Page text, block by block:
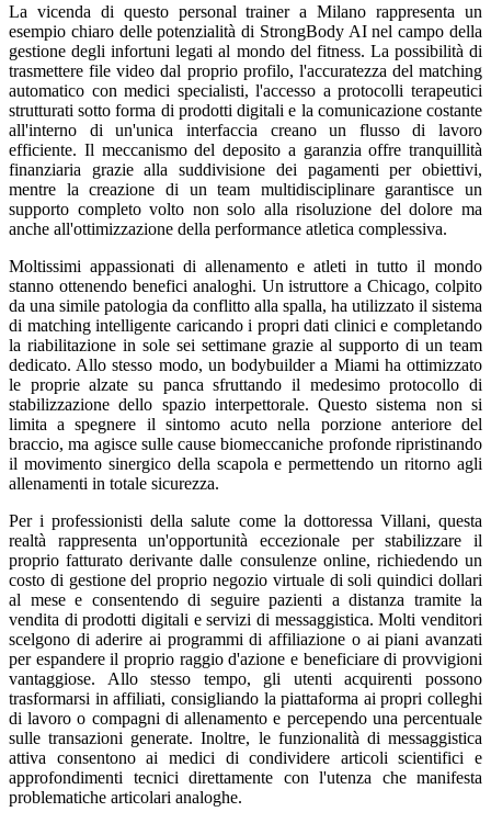
La vicenda di questo personal trainer a Milano rappresenta un
esempio chiaro delle potenzialità di StrongBody AI nel campo della
gestione degli infortuni legati al mondo del fitness. La possibilità di
trasmettere file video dal proprio profilo, l'accuratezza del matching
automatico con medici specialisti, l'accesso a protocolli terapeutici
strutturati sotto forma di prodotti digitali e la comunicazione costante
all'interno di un'unica interfaccia creano un flusso di lavoro
efficiente. Il meccanismo del deposito a garanzia offre tranquillità
finanziaria grazie alla suddivisione dei pagamenti per obiettivi,
mentre la creazione di un team multidisciplinare garantisce un
supporto completo volto non solo alla risoluzione del dolore ma
anche all'ottimizzazione della performance atletica complessiva.
Moltissimi appassionati di allenamento e atleti in tutto il mondo
stanno ottenendo benefici analoghi. Un istruttore a Chicago, colpito
da una simile patologia da conflitto alla spalla, ha utilizzato il sistema
di matching intelligente caricando i propri dati clinici e completando
la riabilitazione in sole sei settimane grazie al supporto di un team
dedicato. Allo stesso modo, un bodybuilder a Miami ha ottimizzato
le proprie alzate su panca sfruttando il medesimo protocollo di
stabilizzazione dello spazio interpettorale. Questo sistema non si
limita a spegnere il sintomo acuto nella porzione anteriore del
braccio, ma agisce sulle cause biomeccaniche profonde ripristinando
il movimento sinergico della scapola e permettendo un ritorno agli
allenamenti in totale sicurezza.
Per i professionisti della salute come la dottoressa Villani, questa
realtà rappresenta un'opportunità eccezionale per stabilizzare il
proprio fatturato derivante dalle consulenze online, richiedendo un
costo di gestione del proprio negozio virtuale di soli quindici dollari
al mese e consentendo di seguire pazienti a distanza tramite la
vendita di prodotti digitali e servizi di messaggistica. Molti venditori
scelgono di aderire ai programmi di affiliazione o ai piani avanzati
per espandere il proprio raggio d'azione e beneficiare di provvigioni
vantaggiose. Allo stesso tempo, gli utenti acquirenti possono
trasformarsi in affiliati, consigliando la piattaforma ai propri colleghi
di lavoro o compagni di allenamento e percependo una percentuale
sulle transazioni generate. Inoltre, le funzionalità di messaggistica
attiva consentono ai medici di condividere articoli scientifici e
approfondimenti tecnici direttamente con l'utenza che manifesta
problematiche articolari analoghe.